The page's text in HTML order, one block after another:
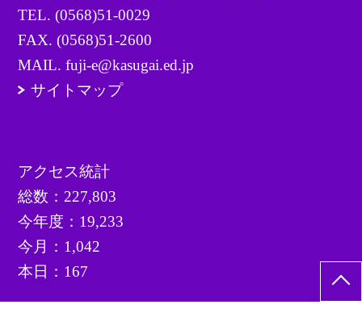
TEL.(0568)51-0029
FAX. (0568)51-2600
MAIL. fuji-e@kasugai.ed.jp
サイトマップ
アクセス統計
総数： 227,803
今年度： 19,233
今月： 1,042
本日： 167